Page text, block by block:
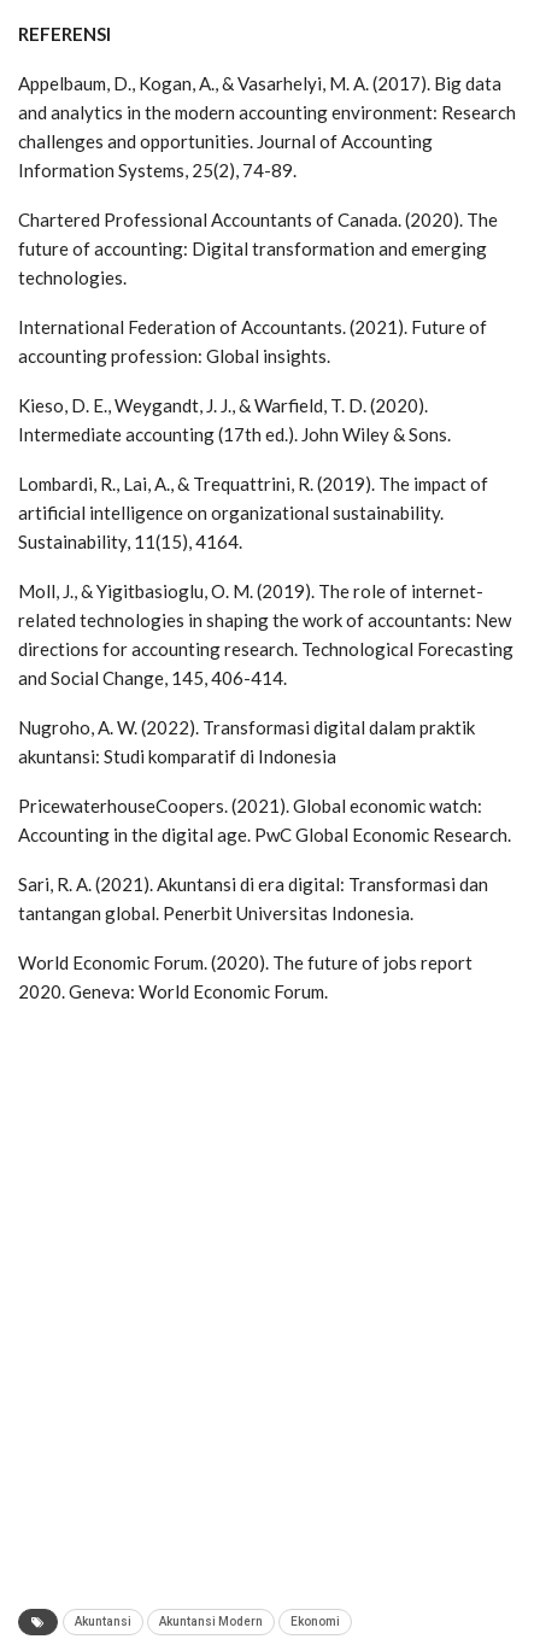
REFERENSI
Appelbaum, D., Kogan, A., & Vasarhelyi, M. A. (2017). Big data
and analytics in the modern accounting environment: Research
challenges and opportunities. Journal of Accounting
Information Systems, 25(2), 74-89.
Chartered Professional Accountants of Canada. (2020). The
future of accounting: Digital transformation and emerging
technologies.
International Federation of Accountants. (2021). Future of
accounting profession: Global insights.
Kieso, D. E., Weygandt, J. J., & Warfield, T. D. (2020).
Intermediate accounting (17th ed.). John Wiley & Sons.
Lombardi, R., Lai, A., & Trequattrini, R. (2019). The impact of
artificial intelligence on organizational sustainability.
Sustainability, 11(15), 4164.
Moll, J., & Yigitbasioglu, O. M. (2019). The role of internet-
related technologies in shaping the work of accountants: New
directions for accounting research. Technological Forecasting
and Social Change, 145, 406-414.
Nugroho, A. W. (2022). Transformasi digital dalam praktik
akuntansi: Studi komparatif di Indonesia
PricewaterhouseCoopers. (2021). Global economic watch:
Accounting in the digital age. PwC Global Economic Research.
Sari, R. A. (2021). Akuntansi di era digital: Transformasi dan
tantangan global. Penerbit Universitas Indonesia.
World Economic Forum. (2020). The future of jobs report
2020. Geneva: World Economic Forum.
Akuntansi Akuntansi Modern Ekonomi